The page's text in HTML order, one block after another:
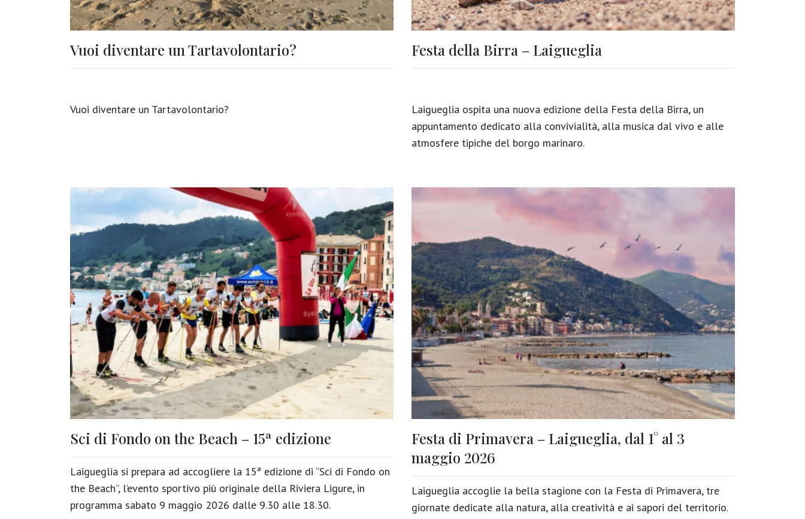
Vuoi diventare un Tartavolontario?
Vuoi diventare un Tartavolontario?
Festa della Birra – Laigueglia
Laigueglia ospita una nuova edizione della Festa della Birra, un
appuntamento dedicato alla convivialità, alla musica dal vivo e alle
atmosfere tipiche del borgo marinaro.
Sci di Fondo on the Beach – 15ª edizione
Laigueglia si prepara ad accogliere la 15ª edizione di “Sci di Fondo on
the Beach”, l’evento sportivo più originale della Riviera Ligure, in
programma sabato 9 maggio 2026 dalle 9.30 alle 18.30.
Festa di Primavera – Laigueglia, dal 1° al 3
maggio 2026
Laigueglia accoglie la bella stagione con la Festa di Primavera, tre
giornate dedicate alla natura, alla creatività e ai sapori del territorio.